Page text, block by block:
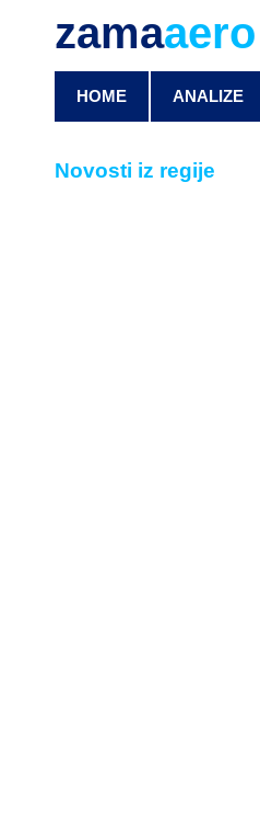
zamaaero
HOME ANALIZE
Novosti iz regije